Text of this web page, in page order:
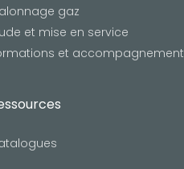
gaz
et mise en service
et accompagnement